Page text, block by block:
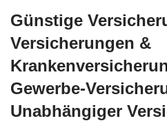
Günstige
Versicherungen &
Gewerbe-
Unabhängiger